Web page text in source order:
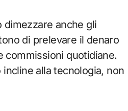
anche gli
di prelevare il denaro
quotidiane.
alla tecnologia, non